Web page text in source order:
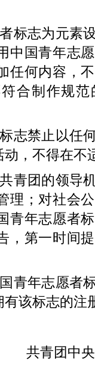
标志为元素
中国青年志
任何内容，
合制作规
志禁止以任
，不得在不
青团的领导
理；对社会
青年志愿者
，第一时间
青年志愿者
该标志的注
共青团中